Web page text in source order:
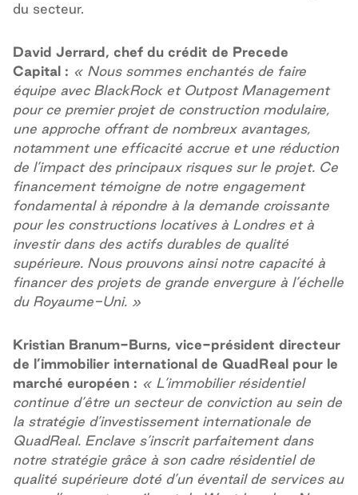
du secteur.
David Jerrard, chef du crédit de Precede
Capital : « Nous sommes enchantés de faire
équipe avec BlackRock et Outpost Management
pour ce premier projet de construction modulaire,
une approche offrant de nombreux avantages,
notamment une efficacité accrue et une réduction
de l’impact des principaux risques sur le projet. Ce
financement témoigne de notre engagement
fondamental à répondre à la demande croissante
pour les constructions locatives à Londres et à
investir dans des actifs durables de qualité
supérieure. Nous prouvons ainsi notre capacité à
financer des projets de grande envergure à l’échelle
du Royaume-Uni. »
Kristian Branum-Burns, vice-président directeur
de l’immobilier international de QuadReal pour le
marché européen : « L’immobilier résidentiel
continue d’être un secteur de conviction au sein de
la stratégie d’investissement internationale de
QuadReal. Enclave s’inscrit parfaitement dans
notre stratégie grâce à son cadre résidentiel de
qualité supérieure doté d’un éventail de services au